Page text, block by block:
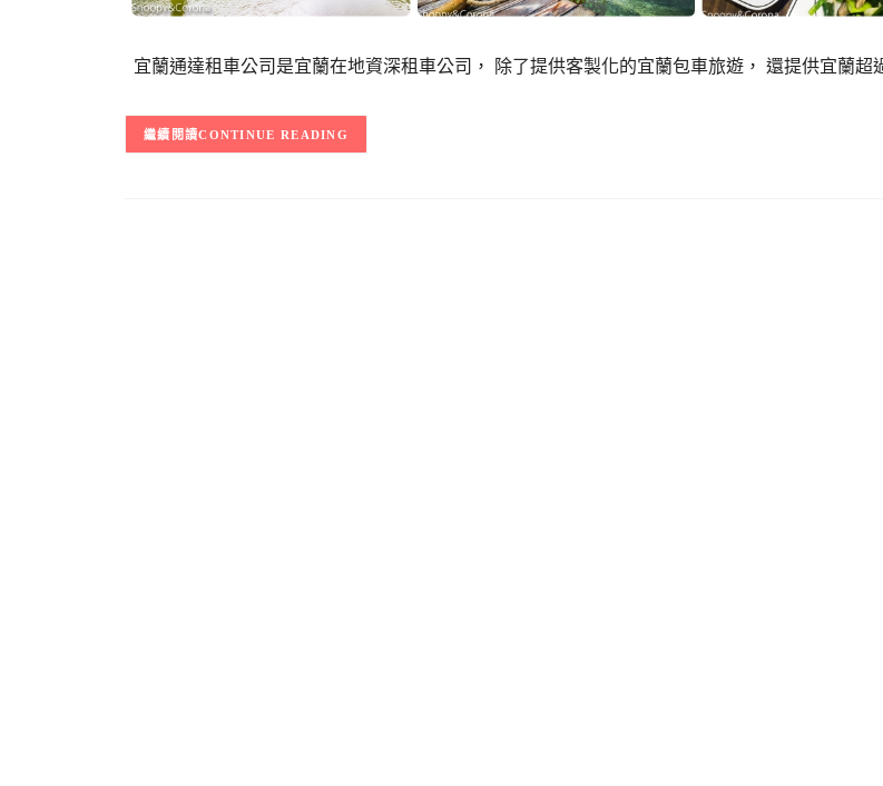
宜蘭通達租車公司是宜蘭在地資深租車公司， 除了提供客製化的宜蘭包車旅遊， 還提供宜蘭超
CONTINUE READING